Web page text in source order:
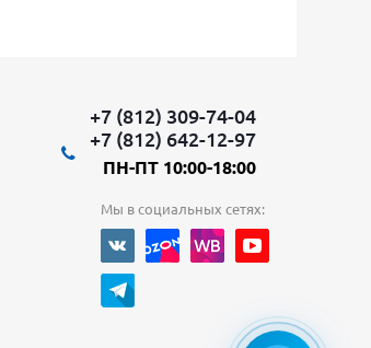
+7 (812) 309-74-04
+7 (812) 642-12-97
ПН-ПТ 10:00-18:00
Мы в социальных сетях: